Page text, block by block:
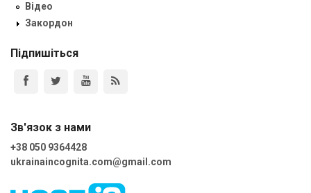
Відео
Закордон
Підпишіться
Зв'язок з нами
+38 050 9364428
ukrainaincognita.com@gmail.com